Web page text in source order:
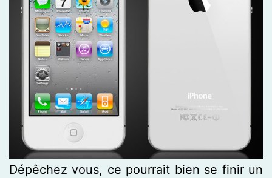
Dépêchez vous, ce pourrait bien se finir un